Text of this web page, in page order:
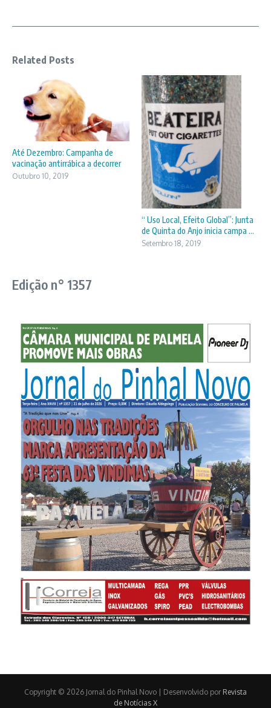
Related Posts
Até Dezembro: Campanha de
vacinação antirrábica a decorrer
Outubro 10, 2019
“ Uso Local, Efeito Global”: Junta
de Quinta do Anjo inicia campa ...
Setembro 18, 2019
Edição n° 1357
Copyright © 2026 Jornal do Pinhal Novo | Desenvolvido por Revista
de Notícias X